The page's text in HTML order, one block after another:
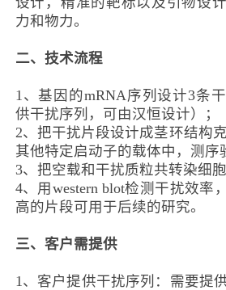
力和物力。
二、 技术流程
1 、基因的mRNA 序列设计3条
供干扰序列，可由汉恒设计）
；
2、把干扰片段设计成茎环结构
其他特定启动子的载体中 ，测序
3、把空载和干扰质粒共转染细胞
4、用western blot检测干扰效率，
高的片段可用于后续的研究。
三、 客户需提供
1 、客户提供干扰序列：需要提